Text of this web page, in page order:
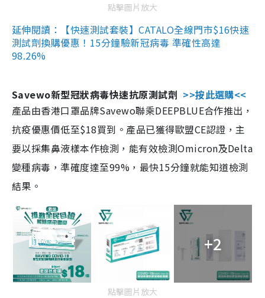
點擊圖片放大
延伸閱讀：【快速測試套裝】CATALO全線門市$16快速
測試劑換購優惠！15分鐘驗新冠病毒 準確性高達
98.26%
Savewo新型冠狀病毒快速抗原測試劑 >>按此選購<<
產品由香港口罩品牌Savewo聯乘DEEPBLUE合作推出，
抗疫優惠價低至$18買到。產品已獲得歐盟CE認證，主
要以採集鼻液樣本作檢測，能有效檢測Omicron及Delta
變種病毒，準確度達至99%，最快15分鐘就能知道檢測
結果。
+2
點擊圖片放大